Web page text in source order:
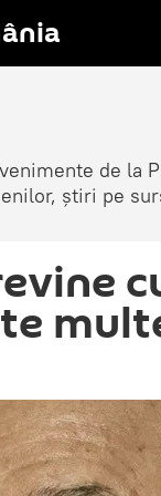
de la
știri pe